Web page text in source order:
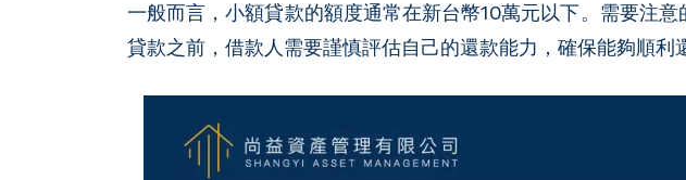
一般而言，小額貸款的額度通常在新台幣10萬元以下。需要注
貸款之前，借款人需要謹慎評估自己的還款能力，確保能夠順利